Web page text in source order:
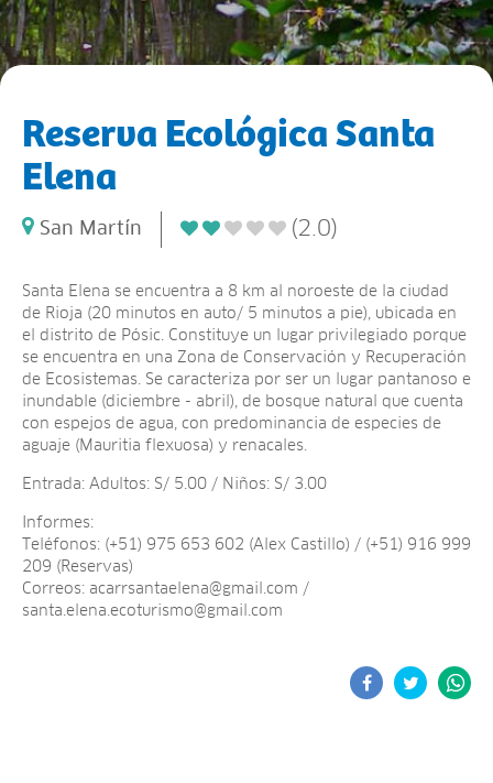
Reserva Ecológica Santa
Elena
San Martín (2.0)
Santa Elena se encuentra a 8 km al noroeste de la ciudad
de Rioja (20 minutos en auto/ 5 minutos a pie), ubicada en
el distrito de Pósic. Constituye un lugar privilegiado porque
se encuentra en una Zona de Conservación y Recuperación
de Ecosistemas. Se caracteriza por ser un lugar pantanoso e
inundable (diciembre - abril), de bosque natural que cuenta
con espejos de agua, con predominancia de especies de
aguaje (Mauritia flexuosa) y renacales.
Entrada: Adultos: S/ 5.00 / Niños: S/ 3.00
Informes:
Teléfonos: (+51) 975 653 602 (Alex Castillo) / (+51) 916 999
209 (Reservas)
Correos: acarrsantaelena@gmail.com /
santa.elena.ecoturismo@gmail.com